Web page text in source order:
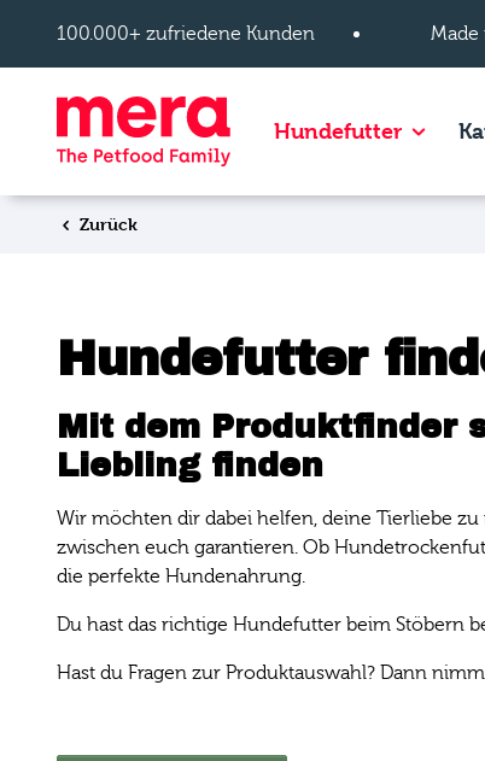
100.000+ zufriedene Kunden
HundefutterShow
Zurück
Hundefutter
Mit dem Produktfinder
Liebling finden
Wir möchten dir dabei helfen, deine Tierliebe
zwischen euch garantieren. Ob
die perfekte Hundenahrung.
Du hast das richtige Hundefutter beim Stöbern
Hast du Fragen zur Produktauswahl? Dann nimm